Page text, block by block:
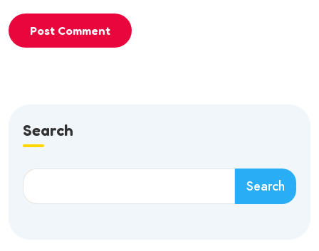
Post Comment
Search
Search